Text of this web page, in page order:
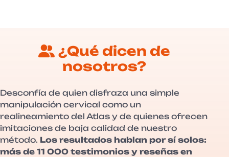
¿Qué dicen de
nosotros?
Desconfía de quien disfraza una simple
manipulación cervical como un
realineamiento del Atlas y de quienes ofrecen
imitaciones de baja calidad de nuestro
método. Los resultados hablan por sí solos:
más de 11 000 testimonios y reseñas en